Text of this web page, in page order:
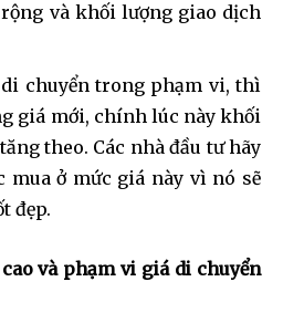
và khối lượng giao dịch
di chuyển trong phạm vi, thì
giá mới, chính lúc này khối
theo. Các nhà đầu tư hãy
mua ở mức giá này vì nó sẽ
đẹp.
và phạm vi giá di chuyển